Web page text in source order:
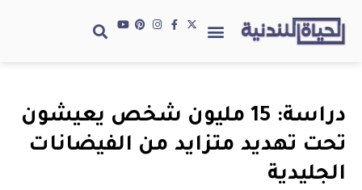
دراسة: 15 مليون شخص يعيشون
تحت تهديد متزايد من الفيضانات
الجليدية